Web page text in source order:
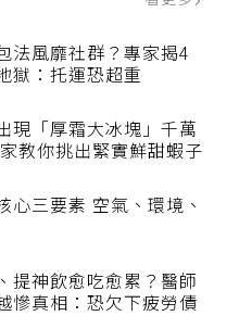
法風靡社群？專家揭4
獄：托運恐超重
現「厚霜大冰塊」千萬
教你挑出緊實鮮甜蝦子
心三要素 空氣、環境、
提神飲愈吃愈累？醫師
慘真相：恐欠下疲勞債